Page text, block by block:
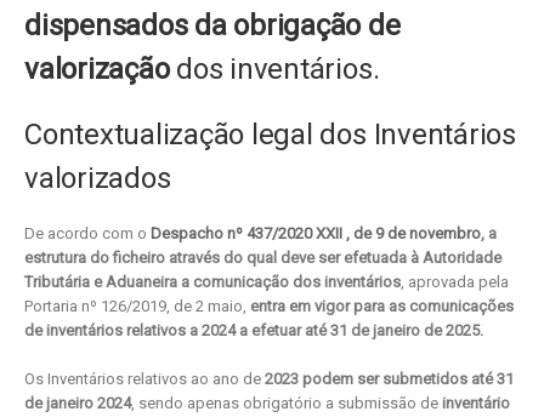
dispensados da obrigação de
valorizaçãodos inventários.
Contextualização legal dos Inventários
valorizados
De acordo com o Despacho nº 437/2020 XXII , de 9 de novembro, a
estrutura do ficheiro através do qual deve ser efetuada à Autoridade
Tributária e Aduaneira a comunicação dos inventários, aprovada pela
Portaria nº 126/2019, de 2 maio, entra em vigor para as comunicações
de inventários relativos a 2024 a efetuar até 31 de janeiro de 2025.
Os Inventários relativos ao ano de 2023 podem ser submetidos até 31
de janeiro 2024, sendo apenas obrigatório a submissão de inventário